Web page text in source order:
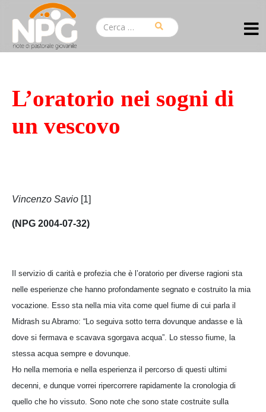
L’oratorio nei sogni di
un vescovo
Vincenzo Savio [1]
(NPG 2004-07-32)
Il servizio di carità e profezia che è l’oratorio per diverse ragioni sta
nelle esperienze che hanno profondamente segnato e costruito la mia
vocazione. Esso sta nella mia vita come quel fiume di cui parla il
Midrash su Abramo: “Lo seguiva sotto terra dovunque andasse e là
dove si fermava e scavava sgorgava acqua”. Lo stesso fiume, la
stessa acqua sempre e dovunque.
Ho nella memoria e nella esperienza il percorso di questi ultimi
decenni, e dunque vorrei ripercorrere rapidamente la cronologia di
quello che ho vissuto. Sono note che sono state costruite sulla